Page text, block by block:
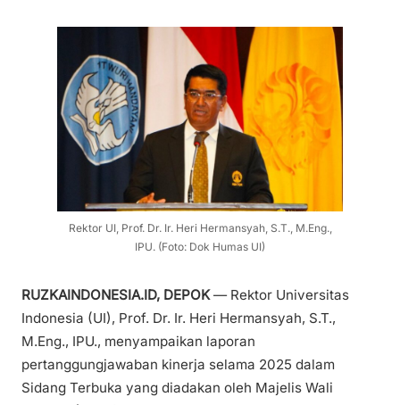
Rektor UI, Prof. Dr. Ir. Heri Hermansyah, S.T., M.Eng.,
IPU. (Foto: Dok Humas UI)
RUZKAINDONESIA.ID, DEPOK— Rektor Universitas
Indonesia (UI), Prof. Dr. Ir. Heri Hermansyah, S.T.,
M.Eng., IPU., menyampaikan laporan
pertanggungjawaban kinerja selama 2025 dalam
Sidang Terbuka yang diadakan oleh Majelis Wali